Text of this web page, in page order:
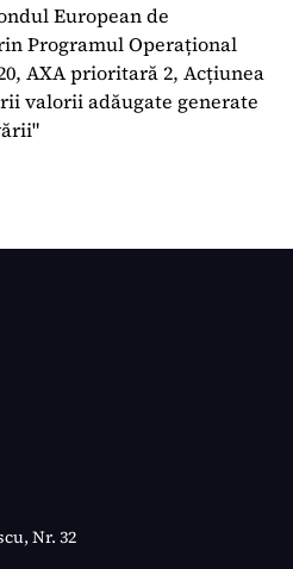
European de
Programul Operațional
AXA prioritară 2, Acțiunea
valorii adăugate generate
Nr. 32